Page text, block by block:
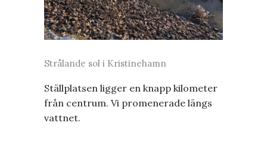
Strålande sol i Kristinehamn
Ställplatsen ligger en knapp kilometer
från centrum. Vi promenerade längs
vattnet.